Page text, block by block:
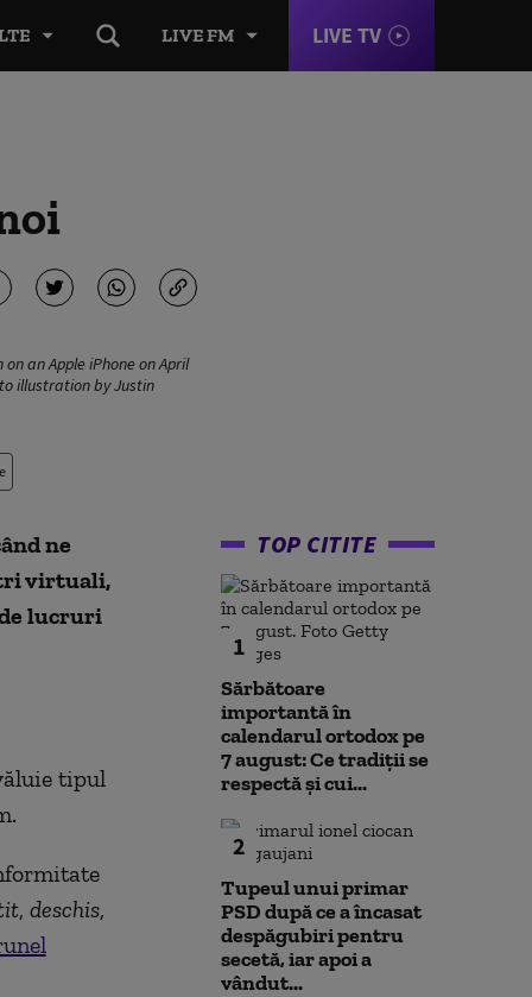
LIVE FM LIVE TV
an Apple iPhone on April
illustration by Justin
ne
virtuali,
lucruri
tipul
, deschis,
TOP CITITE
1
Sărbătoare
importantă în
calendarul ortodox pe
7 august: Ce tradiții se
respectă și cui...
2
Tupeul unui primar
PSD după ce a încasat
despăgubiri pentru
secetă, iar apoi a
vândut...